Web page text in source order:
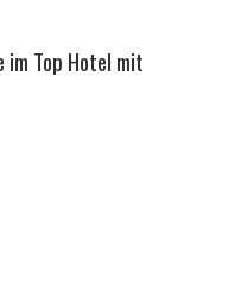
im Top Hotel mit